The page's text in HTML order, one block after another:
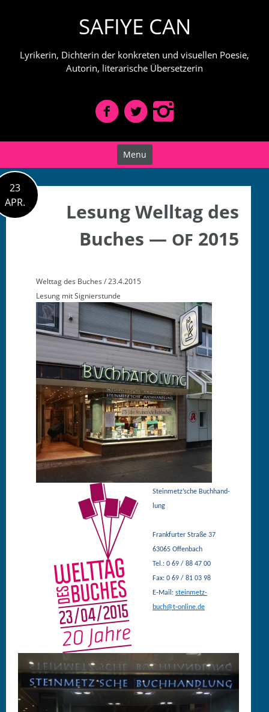
SAFIYE CAN
Lyrikerin, Dichterin der konkreten und visuellen Poesie,
Autorin, literarische Übersetzerin
Menu
23
APR.
Lesung Welltag des
Buches — OF 2015
Welt­tag des Buch­es / 23.4.2015
Lesung mit Signierstunde
Steinmetz’sche Buch­hand­
lung
Frank­furter Straße 37
63065 Offen­bach
Tel.: 0 69 / 88 47 00
Fax: 0 69 / 81 03 98
E‑Mail: steinmetz-
buch@t‑online.de